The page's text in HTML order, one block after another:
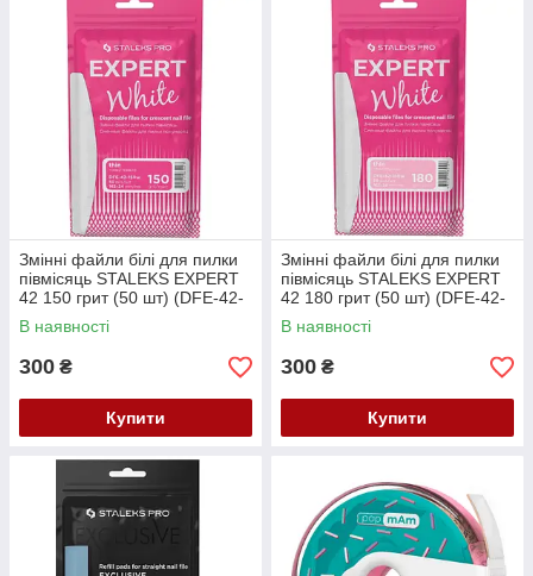
Змінні файли білі для пилки
півмісяць STALEKS EXPERT
42 150 грит (50 шт) (DFE-42-
150w)
В наявності
300 ₴
Купити
Змінні файли білі для пилки
півмісяць STALEKS EXPERT
42 180 грит (50 шт) (DFE-42-
180w)
В наявності
300 ₴
Купити